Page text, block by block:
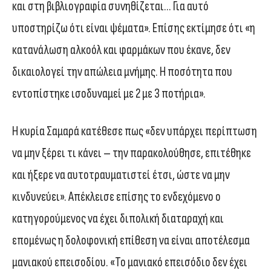
και στη βιβλιογραφία συνηθίζεται… Για αυτό
υποστηρίζω ότι είναι ψέματα». Επίσης εκτίμησε ότι «η
κατανάλωση αλκοόλ και φαρμάκων που έκανε, δεν
δικαιολογεί την απώλεια μνήμης. Η ποσότητα που
εντοπίστηκε ισοδυναμεί με 2 με 3 ποτήρια».
Η κυρία Σαμαρά κατέθεσε πως «δεν υπάρχει περίπτωση
να μην ξέρει τι κάνει – την παρακολούθησε, επιτέθηκε
και ήξερε να αυτοτραυματιστεί έτσι, ώστε να μην
κινδυνεύει». Απέκλεισε επίσης το ενδεχόμενο ο
κατηγορούμενος να έχει διπολική διαταραχή και
επομένως η δολοφονική επίθεση να είναι αποτέλεσμα
μανιακού επεισοδίου. «Το μανιακό επεισόδιο δεν έχει